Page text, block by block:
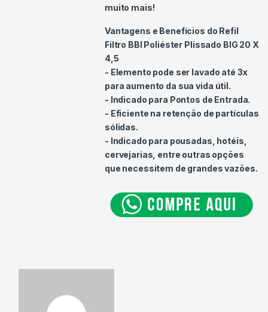
muito mais!
Vantagens e Benefícios do Refil
Filtro BBI Poliéster Plissado BIG 20 X
4,5
- Elemento pode ser lavado até 3x
para aumento da sua vida útil.
- Indicado para Pontos de Entrada.
- Eficiente na retenção de partículas
sólidas.
- Indicado para pousadas, hotéis,
cervejarias, entre outras opções
que necessitem de grandes vazões.